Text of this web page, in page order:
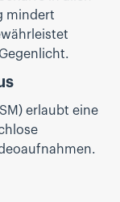
mindert
erlaubt eine